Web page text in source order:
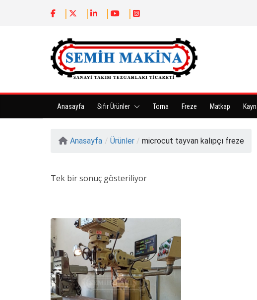
Anasayfa Sıfır Ürünler Torna Freze Matkap
Anasayfa / Ürünler / microcut tayvan kalıpçı freze
Tek bir sonuç gösteriliyor